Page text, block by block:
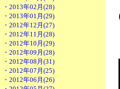
・2013年02月(28)
・2013年01月(29)
・2012年12月(27)
・2012年11月(28)
・2012年10月(29)
・2012年09月(28)
・2012年08月(31)
・2012年07月(25)
・2012年06月(26)